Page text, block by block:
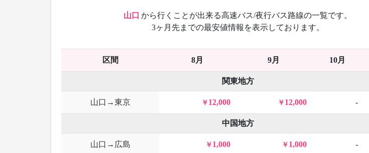
山口 から行くことが出来る高速バス/夜行バス路線の一覧です。
3ヶ月先までの最安値情報を表示しております。
区間 8月 9月 10月
関東地方
山口→東京 12,000 12,000 -
中国地方
山口→広島 1,000 1,000 -